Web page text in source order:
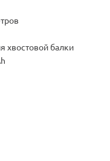
хвостовой балки